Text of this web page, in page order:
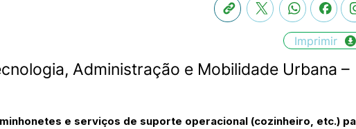
Imprimir
Administração e Mobilidade Urbana –
e serviços de suporte operacional (cozinheiro, etc.)